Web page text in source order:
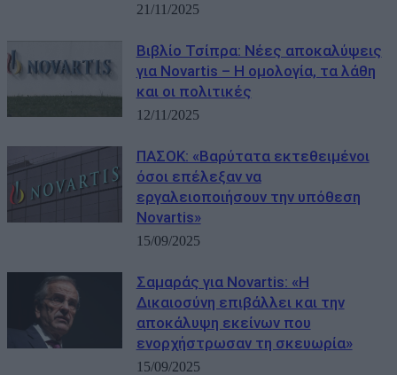
21/11/2025
Βιβλίο Τσίπρα: Νέες αποκαλύψεις
για Novartis – Η ομολογία, τα λάθη
και οι πολιτικές
12/11/2025
ΠΑΣΟΚ: «Βαρύτατα εκτεθειμένοι
όσοι επέλεξαν να
εργαλειοποιήσουν την υπόθεση
Novartis»
15/09/2025
Σαμαράς για Novartis: «Η
Δικαιοσύνη επιβάλλει και την
αποκάλυψη εκείνων που
ενορχήστρωσαν τη σκευωρία»
15/09/2025